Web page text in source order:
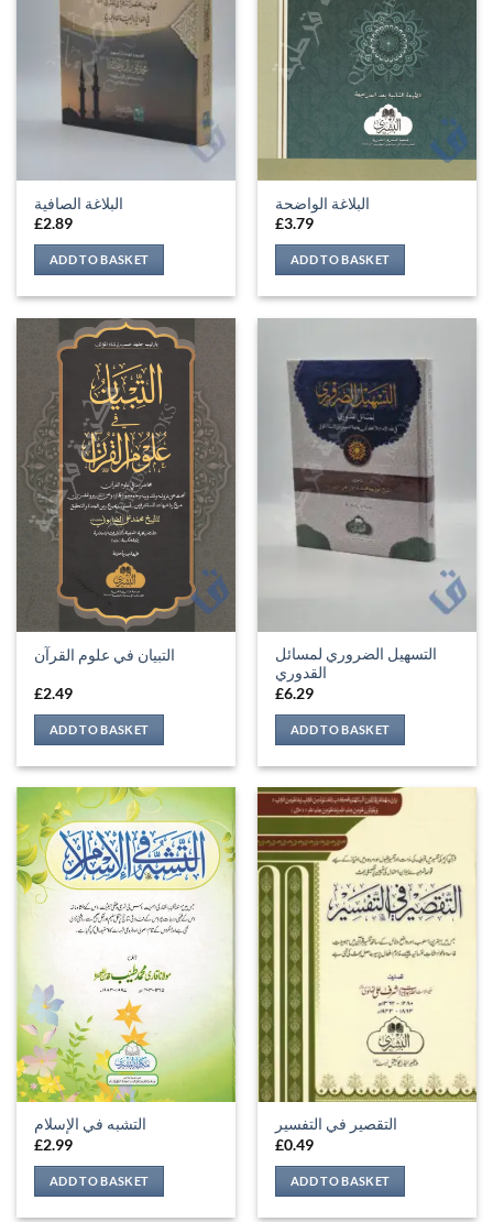
البلاغة الصافية
£2.89
ADD TO BASKET
البلاغة الواضحة
£3.79
ADD TO BASKET
التبيان في علوم القرآن
£2.49
ADD TO BASKET
التسهيل الضروري لمسائل
القدوري
£6.29
ADD TO BASKET
التشبه في الإسلام
£2.99
ADD TO BASKET
التقصير في التفسير
£0.49
ADD TO BASKET